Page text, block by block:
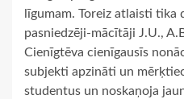
līgumam. Toreiz atlaisti tika
pasniedzēji-mācītāji J.U.,
Cienīgtēva cienīgausīs
subjekti apzināti un
studentus un noskaņoja